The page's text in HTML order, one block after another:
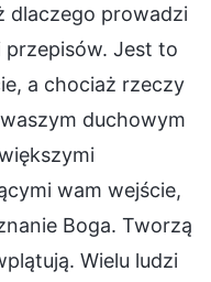
dlaczego prowadzi
przepisów. Jest to
a chociaż rzeczy
duchowym
wam wejście,
Boga. Tworzą
Wielu ludzi